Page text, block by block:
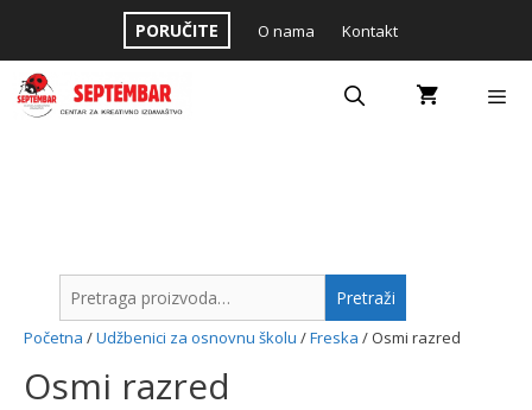
content
PORUČITE O nama Kontakt
Početna /Udžbenici za osnovnu školu /Freska / Osmi razred
Osmi razred
Pretraga
za:
Pretraži